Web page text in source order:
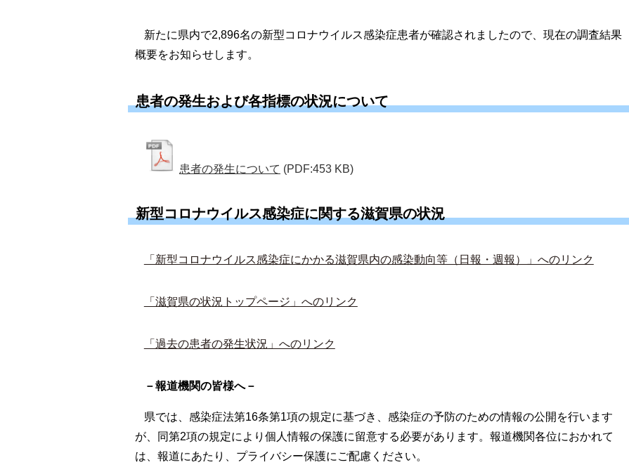
新たに県内で2,896名の新型コロナウイルス感染症患者が確認されましたので、現在の調査結果
概要をお知らせします。
患者の発生および各指標の状況について
患者の発生について (PDF:453 KB)
新型コロナウイルス感染症に関する滋賀県の状況
「新型コロナウイルス感染症にかかる滋賀県内の感染動向等（日報・週報）」へのリンク
「滋賀県の状況トップページ」へのリンク
「過去の患者の発生状況」へのリンク
－報道機関の皆様へ－
県では、感染症法第16条第1項の規定に基づき、感染症の予防のための情報の公開を行います
が、同第2項の規定により個人情報の保護に留意する必要があります。報道機関各位におかれて
は、報道にあたり、プライバシー保護にご配慮ください。